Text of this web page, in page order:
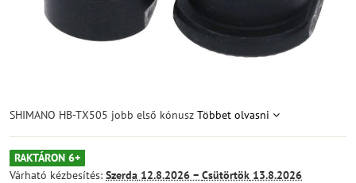
SHIMANO HB-TX505 jobb első kónusz Többet olvasni
RAKTÁRON 6+
Várható kézbesítés: Szerda 12.8.2026 − Csütörtök 13.8.2026